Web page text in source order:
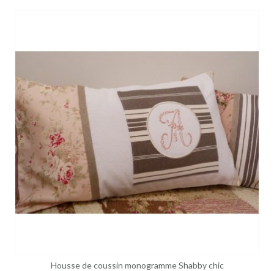
Housse de coussin monogramme Shabby chic